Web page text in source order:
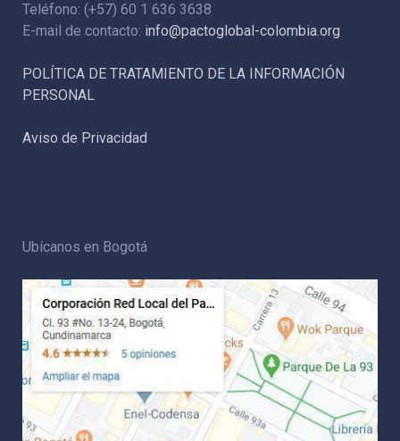
Teléfono: (+57) 60 1 636 3638
E-mail de contacto: info@pactoglobal-colombia.org
POLÍTICA DE TRATAMIENTO DE LA INFORMACIÓN
PERSONAL
Aviso de Privacidad
Ubícanos en Bogotá